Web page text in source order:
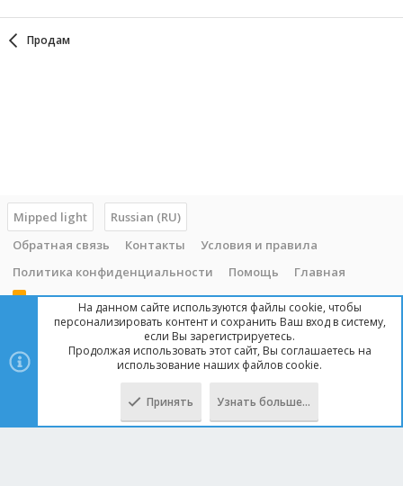
Продам
Mipped light
Russian (RU)
Обратная связь
Контакты
Условия и правила
Политика конфиденциальности
Помощь Главная
R
Copyright © 2014 - 2025, mipped.com. Все права защищены. При
копировании материала с сайта, обратная ссылка обязательна!
На данном сайте используются файлы cookie, чтобы
персонализировать контент и сохранить Ваш вход в систему,
если Вы зарегистрируетесь.
Продолжая использовать этот сайт, Вы соглашаетесь на
использование наших файлов cookie.
Принять Узнать больше…